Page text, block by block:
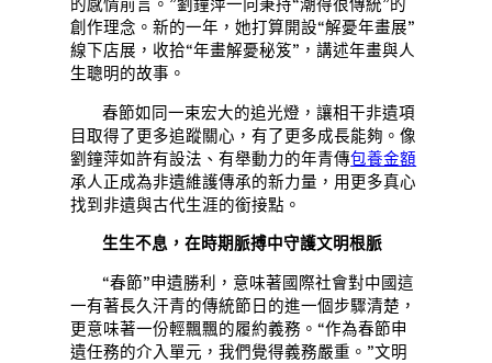
的感情前言。”劉鐘萍一向秉持“潮得很傳統”的
創作理念。新的一年，她打算開設“解憂年畫展”
線下店展，收拾“年畫解憂秘笈”，講述年畫與人
生聰明的故事。
春節如同一束宏大的追光燈，讓相干非遺項
目取得了更多追蹤關心，有了更多成長能夠。像
劉鐘萍如許有設法、有舉動力的年青傳包養金額
承人正成為非遺維護傳承的新力量，用更多真心
找到非遺與古代生涯的銜接點。
生生不息，在時期脈搏中守護文明根脈
“春節”申遺勝利，意味著國際社會對中國這
一有著長久汗青的傳統節日的進一個步驟清楚，
更意味著一份輕飄飄的履約義務。“作為春節申
遺任務的介入單元，我們覺得義務嚴重。”文明